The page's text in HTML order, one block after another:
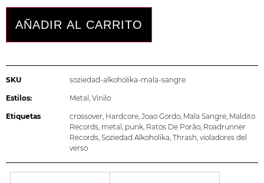
AÑADIR AL CARRITO
SKU soziedad-alkoholika-mala-sangre
Estilos: Metal Vinilo
Etiquetas crossover Hardcore Joao Gordo Mala Sangre Maldito
Records metal punk Ratos De Porão Roadrunner
Records Soziedad Alkoholika Thrash violadores del
verso